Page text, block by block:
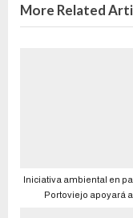
More Related
Iniciativa ambiental en
Portoviejo apoyará